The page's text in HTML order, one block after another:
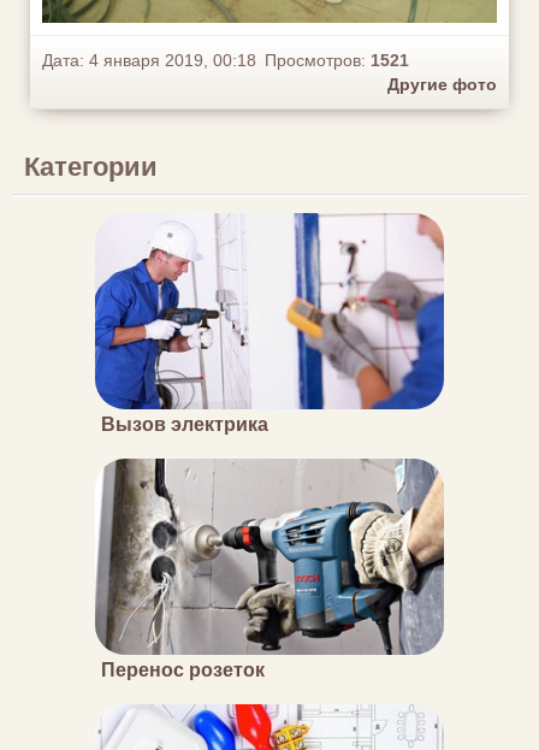
Дата: 4 января 2019, 00:18 Просмотров: 1521
Другие фото
Категории
Вызов электрика
Перенос розеток